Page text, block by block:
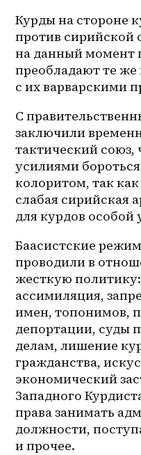
Курды на стороне
против сирийской
на данный
преобладают те
с их варварскими
С
заключили
тактический
усилиями
колоритом, так
слабая сирийская
для курдов особой
Баасистские
проводили в
жесткую
ассимиляция,
имен, топонимов,
депортации, суды
делам, лишение
гражданства,
экономический
Западного
права занимать
должности,
и прочее.